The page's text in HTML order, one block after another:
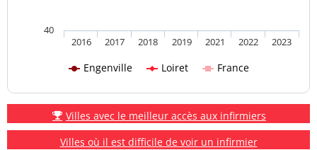
Engenville Loiret France
2016 2017 2018 2019 2021 2022 2023
40
Villes avec le meilleur accès aux infirmiers
Villes où il est difficile de voir un infirmier